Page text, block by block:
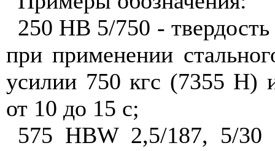
250 HВ 5/750 -
при применении
усилии 750 кгс (7355 Н)
от 10 до 15 с;
575 HBW 2,5/187, 5/30